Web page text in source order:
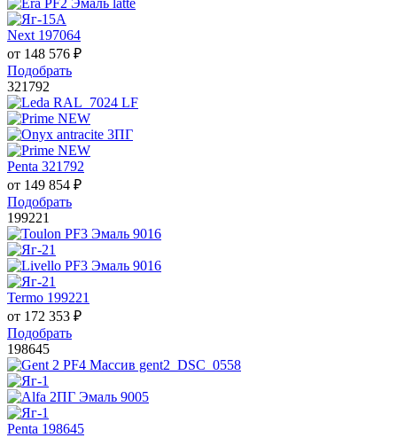
Next 197064
от 148 576 ₽
Подобрать
321792
Penta 321792
от 149 854 ₽
Подобрать
199221
Termo 199221
от 172 353 ₽
Подобрать
198645
Penta 198645